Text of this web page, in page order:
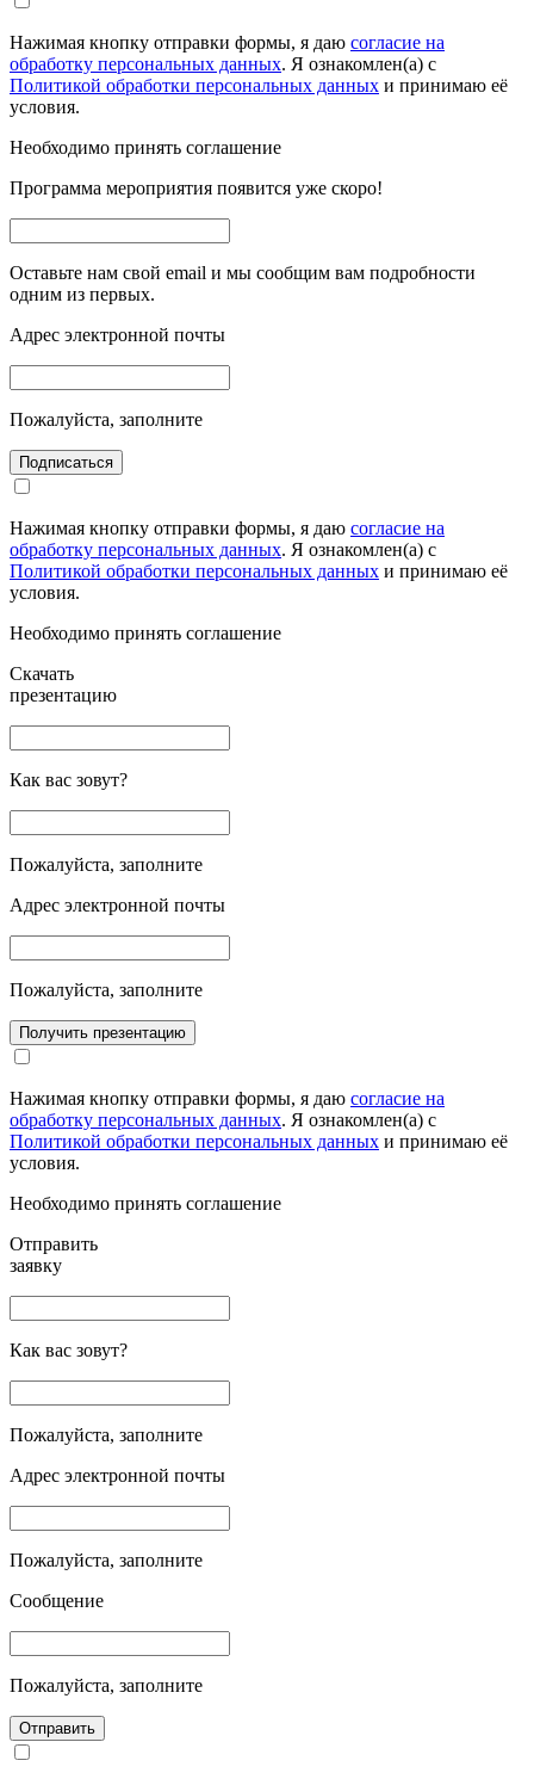
Нажимая кнопку отправки формы, я даю согласие на
обработку персональных данных. Я ознакомлен(а) с
Политикой обработки персональных данных и принимаю её
условия.
Необходимо принять соглашение
Программа мероприятия появится уже скоро!
Оставьте нам свой email и мы сообщим вам подробности
одним из первых.
Адрес электронной почты
Пожалуйста, заполните
Подписаться
Нажимая кнопку отправки формы, я даю согласие на
обработку персональных данных. Я ознакомлен(а) с
Политикой обработки персональных данных и принимаю её
условия.
Необходимо принять соглашение
Скачать
презентацию
Как вас зовут?
Пожалуйста, заполните
Адрес электронной почты
Пожалуйста, заполните
Получить презентацию
Нажимая кнопку отправки формы, я даю согласие на
обработку персональных данных. Я ознакомлен(а) с
Политикой обработки персональных данных и принимаю её
условия.
Необходимо принять соглашение
Отправить
заявку
Как вас зовут?
Пожалуйста, заполните
Адрес электронной почты
Пожалуйста, заполните
Сообщение
Пожалуйста, заполните
Отправить